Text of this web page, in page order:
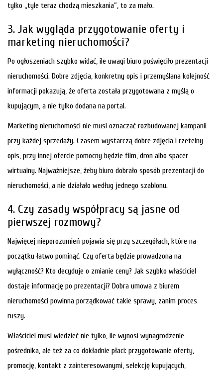
tylko „tyle teraz chodzą mieszkania”, to za mało.
3. Jak wygląda przygotowanie oferty i
marketing nieruchomości?
Po ogłoszeniach szybko widać, ile uwagi biuro poświęciło prezentacji
nieruchomości. Dobre zdjęcia, konkretny opis i przemyślana kolejność
informacji pokazują, że oferta została przygotowana z myślą o
kupującym, a nie tylko dodana na portal.
Marketing nieruchomości nie musi oznaczać rozbudowanej kampanii
przy każdej sprzedaży. Czasem wystarczą dobre zdjęcia i rzetelny
opis, przy innej ofercie pomocny będzie film, dron albo spacer
wirtualny. Najważniejsze, żeby biuro dobrało sposób prezentacji do
nieruchomości, a nie działało według jednego szablonu.
4. Czy zasady współpracy są jasne od
pierwszej rozmowy?
Najwięcej nieporozumień pojawia się przy szczegółach, które na
początku łatwo pominąć. Czy oferta będzie prowadzona na
wyłączność? Kto decyduje o zmianie ceny? Jak szybko właściciel
dostaje informację po prezentacji? Dobra umowa z biurem
nieruchomości powinna porządkować takie sprawy, zanim proces
ruszy.
Właściciel musi wiedzieć nie tylko, ile wynosi wynagrodzenie
pośrednika, ale też za co dokładnie płaci: przygotowanie oferty,
promocję, kontakt z zainteresowanymi, selekcję kupujących,